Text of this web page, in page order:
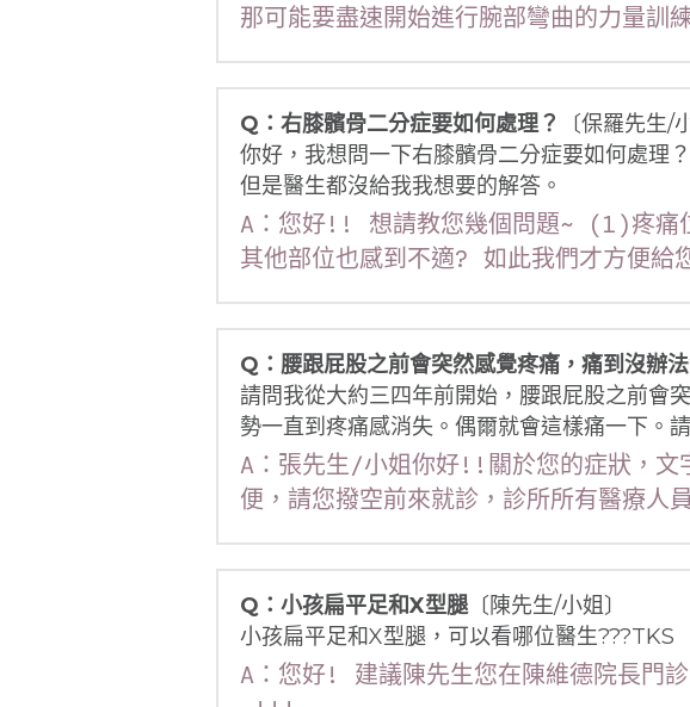
那可能要盡速開始進行腕部彎曲的力量
Q：右膝髕骨二分症要如何處理？
〔保羅先生/
你好，我想問一下右膝髕骨二分症要如何處理
但是醫生都沒給我我想要的解答。
A：您好!! 想請教您幾個問題~ (1)疼痛
其他部位也感到不適? 如此我們才方便給
Q：腰跟屁股之前會突然感覺疼痛，痛到沒辦
請問我從大約三四年前開始，腰跟屁股之前會
勢一直到疼痛感消失。偶爾就會這樣痛一下。
A：張先生/小姐你好!!關於您的症狀，文
便，請您撥空前來就診，診所所有醫療人
Q：小孩扁平足和X型腿〔陳先生/小姐〕
小孩扁平足和X型腿，可以看哪位醫生???TKS
A：您好! 建議陳先生您在陳維德院長門